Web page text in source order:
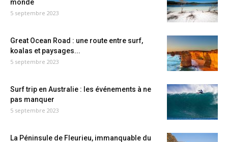
monde
5 septembre 2023
Great Ocean Road : une route entre surf,
koalas et paysages...
5 septembre 2023
Surf trip en Australie : les événements à ne
pas manquer
5 septembre 2023
La Péninsule de Fleurieu, immanquable du